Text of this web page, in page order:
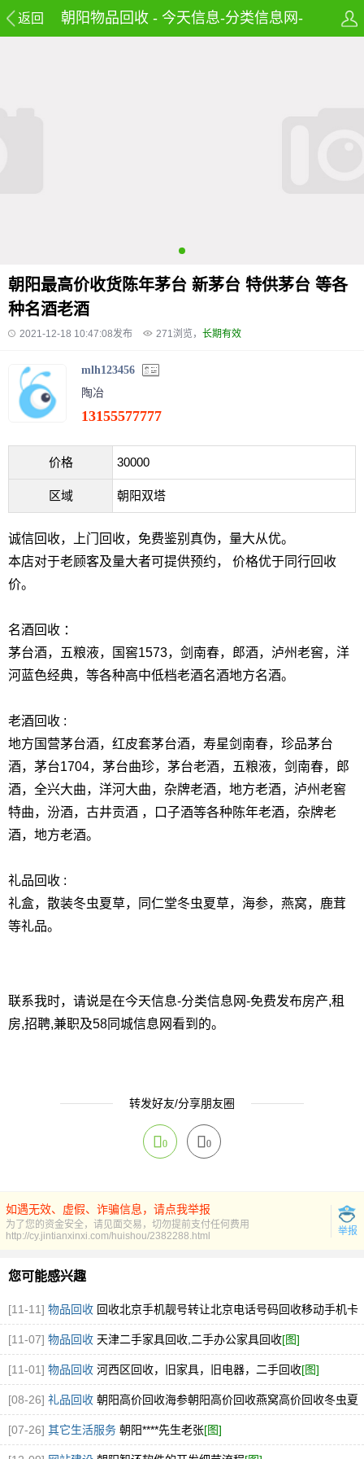
返回 朝阳物品回收 - 今天信息-分类信息网-
朝阳最高价收货陈年茅台 新茅台 特供茅台 等各
种名酒老酒
2021-12-18 10:47:08发布 271浏览， 长期有效
mlh123456
陶冶
13155577777
价格 30000
区域 朝阳双塔
诚信回收，上门回收，免费鉴别真伪，量大从优。
本店对于老顾客及量大者可提供预约， 价格优于同行回收
价。
名酒回收 ：
茅台酒，五粮液，国窖1573，剑南春，郎酒，泸州老窖，洋
河蓝色经典，等各种高中低档老酒名酒地方名酒。
老酒回收 :
地方国营茅台酒，红皮套茅台酒，寿星剑南春，珍品茅台
酒，茅台1704，茅台曲珍，茅台老酒，五粮液，剑南春，郎
酒，全兴大曲，洋河大曲，杂牌老酒，地方老酒，泸州老窖
特曲，汾酒，古井贡酒 ，口子酒等各种陈年老酒，杂牌老
酒，地方老酒。
礼品回收 :
礼盒，散装冬虫夏草，同仁堂冬虫夏草，海参，燕窝，鹿茸
等礼品。
联系我时，请说是在今天信息-分类信息网-免费发布房产,租
房,招聘,兼职及58同城信息网看到的。
转发好友/分享朋友圈
0 0
如遇无效、虚假、诈骗信息，请点我举报
为了您的资金安全，请见面交易，切勿提前支付任何费用
举报
http://cy.jintianxinxi.com/huishou/2382288.html
您可能感兴趣
[11-11] 物品回收 回收北京手机靓号转让北京电话号码回收移动手机卡
靓号买卖 [图]
[11-07] 物品回收 天津二手家具回收,二手办公家具回收[图]
[11-01] 物品回收 河西区回收，旧家具，旧电器，二手回收[图]
[08-26] 礼品回收 朝阳高价回收海参朝阳高价回收燕窝高价回收冬虫夏
草[图]
[07-26] 其它生活服务 朝阳****先生老张[图]